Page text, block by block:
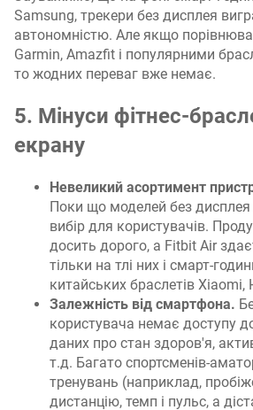
Samsung, трекери без дисплея
автономністю. Але якщо
Garmin, Amazfit і популярними
то жодних переваг вже немає.
5. Мінуси фітнес-
екрану
Невеликий асортимент
Поки що моделей без
вибір для користувачів.
досить дорого, а Fitbit Air
тільки на тлі них і смарт-
китайських браслетів Xiaomi,
Залежність від смартфона.
користувача немає доступу
даних про стан здоров'я,
т.д. Багато спортсменів-
тренувань (наприклад,
дистанцію, темп і пульс, а